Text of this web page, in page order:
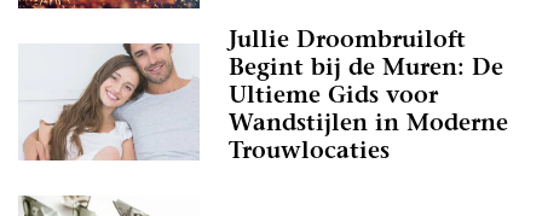
Jullie Droombruiloft
Begint bij de Muren: De
Ultieme Gids voor
Wandstijlen in Moderne
Trouwlocaties